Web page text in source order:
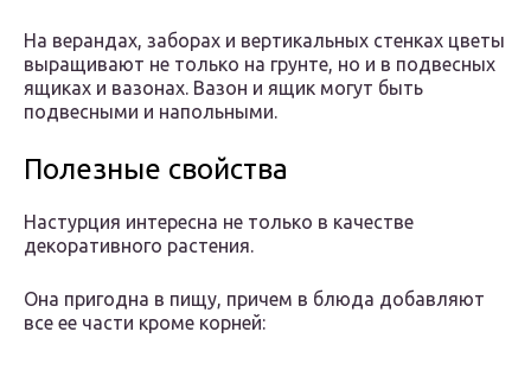
На верандах, заборах и вертикальных стенках цветы
выращивают не только на грунте, но и в подвесных
ящиках и вазонах. Вазон и ящик могут быть
подвесными и напольными.
Полезные свойства
Настурция интересна не только в качестве
декоративного растения.
Она пригодна в пищу, причем в блюда добавляют
все ее части кроме корней: